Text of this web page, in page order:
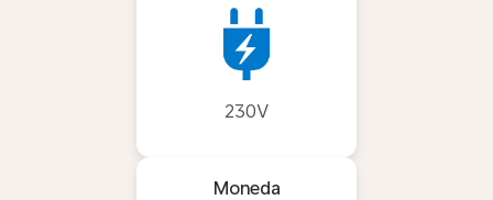
230V
Moneda